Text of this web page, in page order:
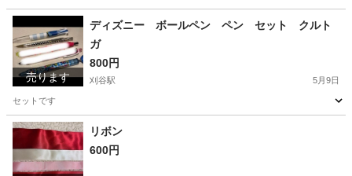
愛知 刈谷市 刈谷駅 その他 サンセベリア
売ります
ディズニー ボールペン ペン セット クルト
ガ
800円
刈谷駅 5月9日
セットです
愛知 刈谷市 刈谷駅
リボン
600円